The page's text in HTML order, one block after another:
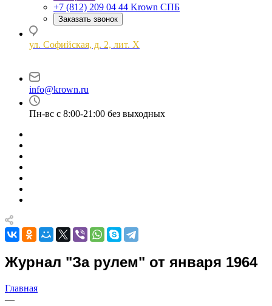
+7 (812) 209 04 44 Krown СПБ
Заказать звонок
ул. Софийская, д. 2, лит. Х
info@krown.ru
Пн-вс с 8:00-21:00 без выходных
Журнал "За рулем" от января 1964
Главная
—